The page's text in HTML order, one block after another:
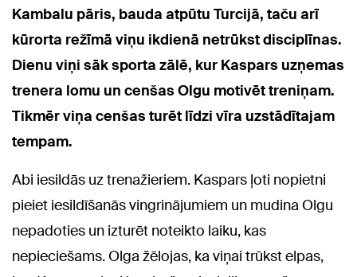
Kambalu pāris, bauda atpūtu Turcijā, taču arī
kūrorta režīmā viņu ikdienā netrūkst disciplīnas.
Dienu viņi sāk sporta zālē, kur Kaspars uzņemas
trenera lomu un cenšas Olgu motivēt treniņam.
Tikmēr viņa cenšas turēt līdzi vīra uzstādītajam
tempam.
Abi iesildās uz trenažieriem. Kaspars ļoti nopietni
pieiet iesildīšanās vingrinājumiem un mudina Olgu
nepadoties un izturēt noteikto laiku, kas
nepieciešams. Olga žēlojas, ka viņai trūkst elpas,